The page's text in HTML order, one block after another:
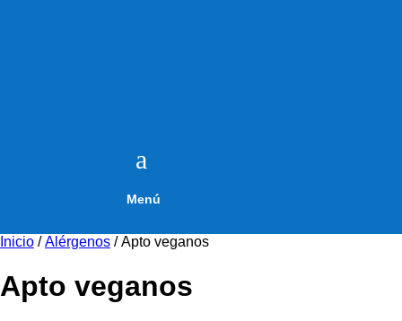
a
Menú
Inicio /Alérgenos / Apto veganos
Apto veganos